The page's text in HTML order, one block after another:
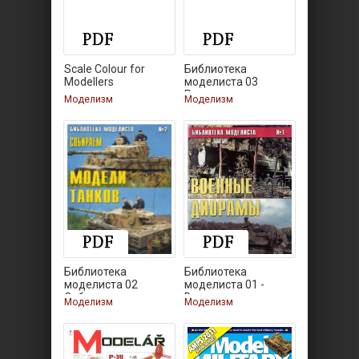
Scale Colour for
Modellers
Моделизм
Библиотека
моделиста 03
Реалистичное
Моделизм
Библиотека
моделиста 02
Собираем модели
Моделизм
Библиотека
моделиста 01 -
Военные
Моделизм